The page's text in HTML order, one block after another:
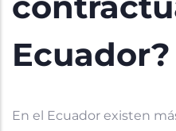
Ecuador?
En el Ecuador existen